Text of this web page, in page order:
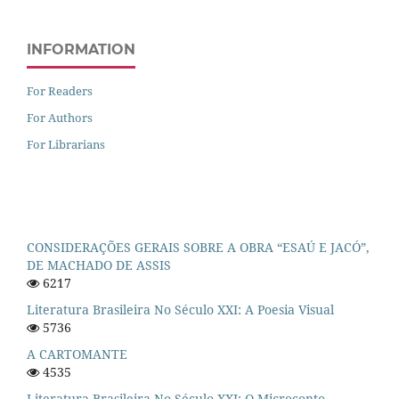
INFORMATION
For Readers
For Authors
For Librarians
CONSIDERAÇÕES GERAIS SOBRE A OBRA “ESAÚ E JACÓ”,
DE MACHADO DE ASSIS
6217
Literatura Brasileira No Século XXI: A Poesia Visual
5736
A CARTOMANTE
4535